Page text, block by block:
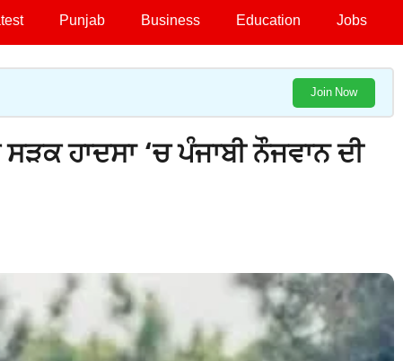
Punjab Business Education Jobs
Join Now
ਹਾਦਸਾ ‘ਚ ਪੰਜਾਬੀ ਨੌਜਵਾਨ ਦੀ